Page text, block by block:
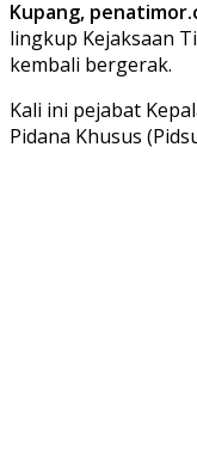
Kupang,
lingkup Kejaksaan
kembali bergerak.
Kali ini pejabat
Pidana Khusus